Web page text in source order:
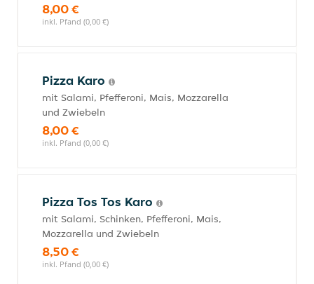
8,00 €
inkl. Pfand (0,00 €)
Pizza Karo
mit Salami, Pfefferoni, Mais, Mozzarella
und Zwiebeln
8,00 €
inkl. Pfand (0,00 €)
Pizza Tos Tos Karo
mit Salami, Schinken, Pfefferoni, Mais,
Mozzarella und Zwiebeln
8,50 €
inkl. Pfand (0,00 €)